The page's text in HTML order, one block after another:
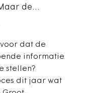
de…
dat de
informatie
stellen?
dit jaar wat